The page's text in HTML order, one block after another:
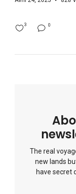
0
3
The real
new lands
have secret